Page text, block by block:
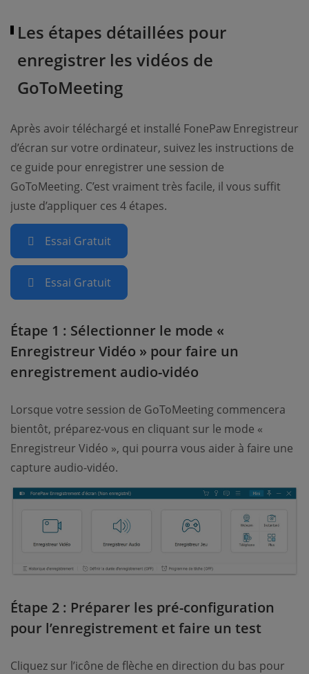
Les étapes détaillées pour
enregistrer les vidéos de
GoToMeeting
Après avoir téléchargé et installé FonePaw Enregistreur
d’écran sur votre ordinateur, suivez les instructions de
ce guide pour enregistrer une session de
GoToMeeting. C’est vraiment très facile, il vous suffit
juste d’appliquer ces 4 étapes.
Essai Gratuit
Essai Gratuit
Étape 1 : Sélectionner le mode «
Enregistreur Vidéo » pour faire un
enregistrement audio-vidéo
Lorsque votre session de GoToMeeting commencera
bientôt, préparez-vous en cliquant sur le mode «
Enregistreur Vidéo », qui pourra vous aider à faire une
capture audio-vidéo.
Étape 2 : Préparer les pré-configuration
pour l’enregistrement et faire un test
Cliquez sur l’icône de flèche en direction du bas pour